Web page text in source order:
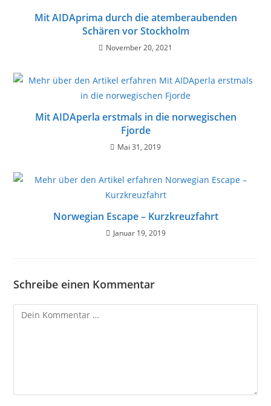
Mit AIDAprima durch die atemberaubenden
Schären vor Stockholm
November 20, 2021
Mit AIDAperla erstmals in die norwegischen
Fjorde
Mai 31, 2019
Norwegian Escape – Kurzkreuzfahrt
Januar 19, 2019
Schreibe einen Kommentar
Kommentar